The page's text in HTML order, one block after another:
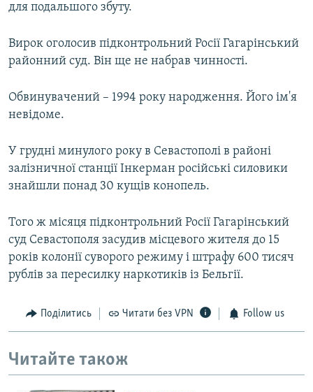
для подальшого збуту.
Вирок оголосив підконтрольний Росії Гагарінський
районний суд. Він ще не набрав чинності.
Обвинувачений – 1994 року народження. Його ім'я
невідоме.
У грудні минулого року в Севастополі в районі
залізничної станції Інкерман російські силовики
знайшли понад 30 кущів конопель.
Того ж місяця підконтрольний Росії Гагарінський
суд Севастополя засудив місцевого жителя до 15
років колонії суворого режиму і штрафу 600 тисяч
рублів за пересилку наркотиків із Бельгії.
Поділитись Читати без VPN Follow us
Читайте також